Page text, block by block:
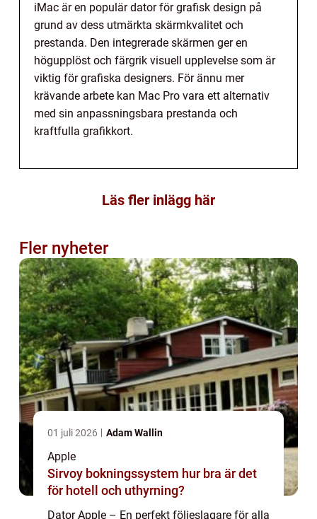
iMac är en populär dator för grafisk design på
grund av dess utmärkta skärmkvalitet och
prestanda. Den integrerade skärmen ger en
högupplöst och färgrik visuell upplevelse som är
viktig för grafiska designers. För ännu mer
krävande arbete kan Mac Pro vara ett alternativ
med sin anpassningsbara prestanda och
kraftfulla grafikkort.
Läs fler inlägg här
Fler nyheter
01 juli 2026 Adam Wallin
Apple
Sirvoy bokningssystem hur bra är det
för hotell och uthyrning?
Dator Apple – En perfekt följeslagare för alla